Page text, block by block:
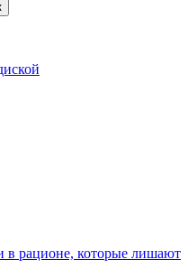
в рационе, которые лишают